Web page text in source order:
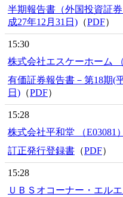
半期報告書（外国投資証
成27年12月31日) （PDF）
15:30
株式会社エスケーホーム （
有価証券報告書－第18期(
日) （PDF）
15:28
株式会社平和堂 （E03081）
訂正発行登録書 （PDF）
15:28
ＵＢＳオコーナー・エルエ